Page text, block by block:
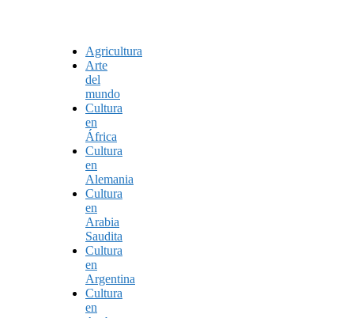
Agricultura
Arte
del
mundo
Cultura
en
África
Cultura
en
Alemania
Cultura
en
Arabia
Saudita
Cultura
en
Argentina
Cultura
en